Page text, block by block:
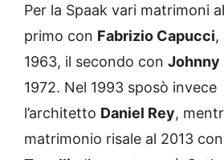
Per la Spaak vari matrimoni
primo con Fabrizio Capucci,
1963, il secondo con Johnny
1972. Nel 1993 sposò invece
l’architetto Daniel Rey,
matrimonio risale al 2013 con